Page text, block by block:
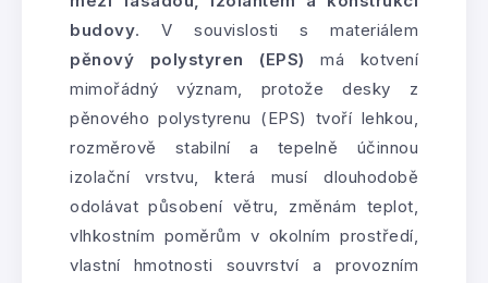
budovy. V souvislosti s materiálem
pěnový polystyren (EPS) má kotvení
mimořádný význam, protože desky z
pěnového polystyrenu (EPS) tvoří lehkou,
rozměrově stabilní a tepelně účinnou
izolační vrstvu, která musí dlouhodobě
odolávat působení větru, změnám teplot,
vlhkostním poměrům v okolním prostředí,
vlastní hmotnosti souvrství a provozním